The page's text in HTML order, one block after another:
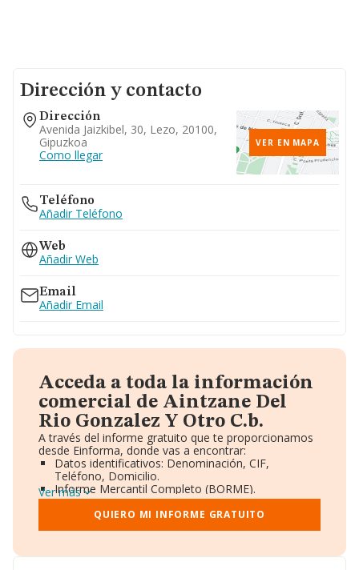
Dirección y contacto
Dirección
Avenida Jaizkibel, 30, Lezo, 20100,
Gipuzkoa
Como llegar
VER EN MAPA
Teléfono
Añadir Teléfono
Web
Añadir Web
Email
Añadir Email
Acceda a toda la información
comercial de Aintzane Del
Rio Gonzalez Y Otro C.b.
A través del informe gratuito que te proporcionamos
desde Einforma, donde vas a encontrar:
Datos identificativos: Denominación, CIF,
Teléfono, Domicilio.
Informe Mercantil Completo (BORME).
Gráficos de Evolución Ventas y Empleados.
Consejo de Administración y Administradores.
Directivos y Ejecutivos.
Ver más
QUIERO MI INFORME GRATUITO